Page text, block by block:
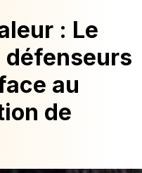
: Le
défenseurs
au
de